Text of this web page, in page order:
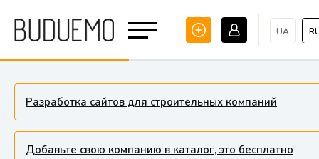
UA
Разработка сайтов для строительных компаний
Добавьте свою компанию в каталог, это бесплатно